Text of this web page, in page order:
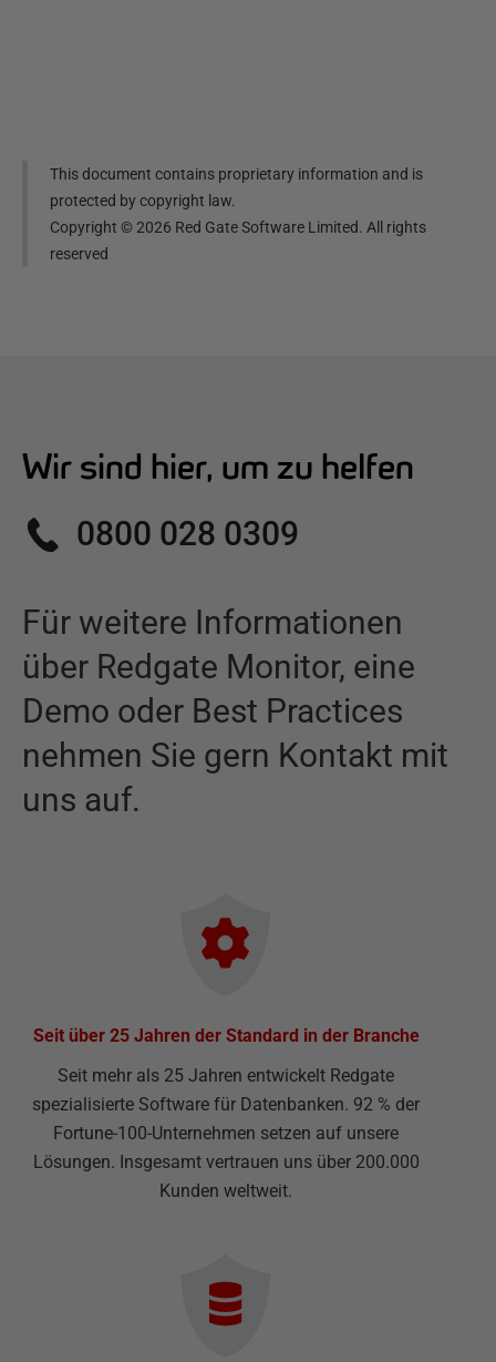
This document contains proprietary information and is
protected by copyright law.
Copyright ©2026 Red Gate Software Limited. All rights
reserved
Wir sind hier, um zu helfen
0800 028 0309
Für weitere Informationen
über Redgate Monitor, eine
Demo oder Best Practices
nehmen Sie gern Kontakt mit
uns auf.
Seit über 25 Jahren der Standard in der Branche
Seit mehr als 25 Jahren entwickelt Redgate
spezialisierte Software für Datenbanken. 92 % der
Fortune-100-Unternehmen setzen auf unsere
Lösungen. Insgesamt vertrauen uns über 200.000
Kunden weltweit.